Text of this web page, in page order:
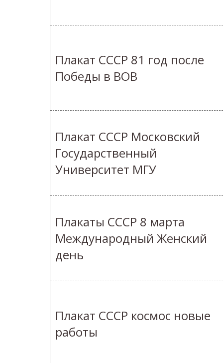
Плакат СССР 81 год после
Победы в ВОВ
Плакат СССР Московский
Государственный
Университет МГУ
Плакаты СССР 8 марта
Международный Женский
день
Плакат СССР космос новые
работы